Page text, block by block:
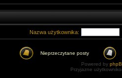
Nazwa użytkownika:
Nieprzeczytane posty
Powered by
Przyjazne